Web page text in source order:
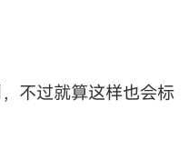
不过就算这样也会标